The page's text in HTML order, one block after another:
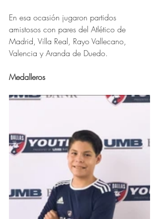
En esa ocasión jugaron partidos
amistosos con pares del Atlético de
Madrid, Villa Real, Rayo Vallecano,
Valencia y Aranda de Duedo.
Medalleros